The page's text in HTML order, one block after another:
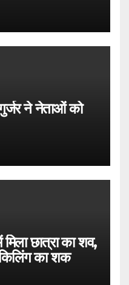
ने नेताओं को
छात्रा का शव,
का शक